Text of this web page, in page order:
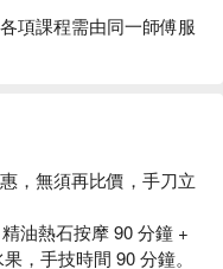
項課程需由同一師傅服
，無須再比價，手刀立
油熱石按摩 90 分鐘 +
，手技時間 90 分鐘。